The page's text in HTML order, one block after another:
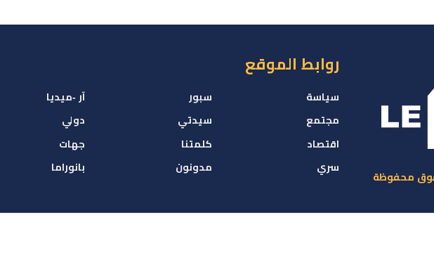
روابط الموقع
سياسة
مجتمع
اقتصاد
سري
سبور
سيدتي
كلمتنا
مدونون
آر -ميديا
دولي
جهات
بانوراما